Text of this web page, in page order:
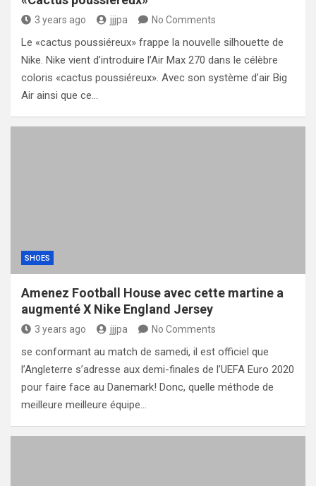
3 years ago jjjpa No Comments
Le «cactus poussiéreux» frappe la nouvelle silhouette de
Nike. Nike vient d’introduire l’Air Max 270 dans le célèbre
coloris «cactus poussiéreux». Avec son système d’air Big
Air ainsi que ce…
SHOES
Amenez Football House avec cette martine a
augmenté X Nike England Jersey
3 years ago jjjpa No Comments
se conformant au match de samedi, il est officiel que
l’Angleterre s’adresse aux demi-finales de l’UEFA Euro 2020
pour faire face au Danemark! Donc, quelle méthode de
meilleure meilleure équipe…